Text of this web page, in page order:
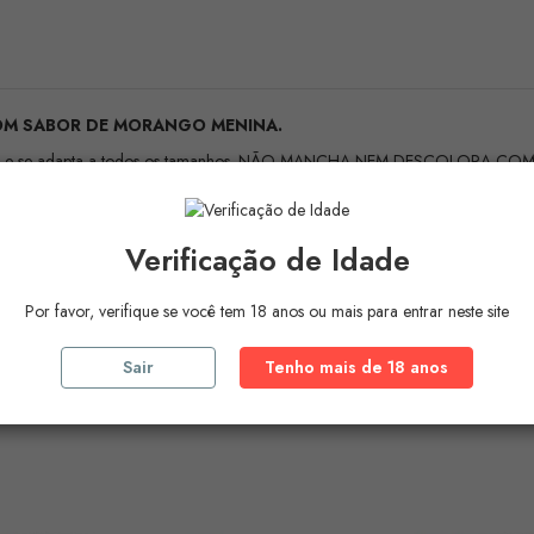
SABOR DE MORANGO MENINA.
se adapta a todos os tamanhos. NÃO MANCHA NEM DESCOLORA
E A DIVERSÃO!
paixão.
. Você não vai parar de lamber e mordiscar,
Produtos NaMesma
Verificação de Idade
Por favor, verifique se você tem 18 anos ou mais para entrar neste site
Sair Tenho mais de 18 anos